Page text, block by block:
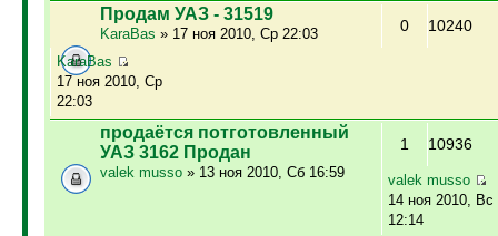
Продам УАЗ - 31519
KaraBas » 17 ноя 2010, Ср 22:03 0 10240
KaraBas
17 ноя 2010, Ср
22:03
продаётся потготовленный
УАЗ 3162 Продан
valek musso» 13 ноя 2010, Сб 16:59
1 10936
valek musso
14 ноя 2010, Вс
12:14